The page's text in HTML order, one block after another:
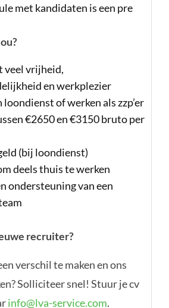
met kandidaten is een pre
veel vrijheid,
en werkplezier
loondienst of werken als zzp’er
€2650 en €3150 bruto per
(bij loondienst)
deels thuis te werken
ondersteuning van een
recruiter?
verschil te maken en ons
Solliciteer snel! Stuur je cv
info@lva-service.com.